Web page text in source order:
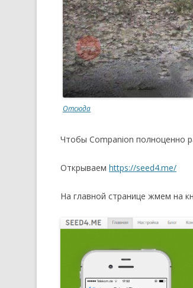
Отсюда
Чтобы Companion полноценно
Открываем https://seed4.me/
На главной странице жмем на